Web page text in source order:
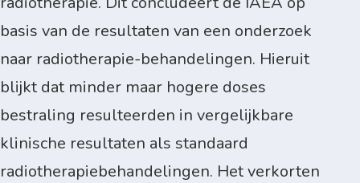
basis van de resultaten van een onderzoek
naar radiotherapie-behandelingen. Hieruit
blijkt dat minder maar hogere doses
bestraling resulteerden in vergelijkbare
klinische resultaten als standaard
radiotherapiebehandelingen. Het verkorten